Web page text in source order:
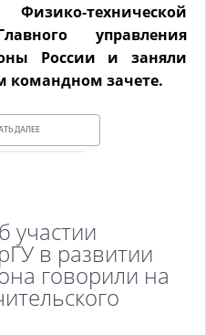
технической
управления
России и заняли
командном зачете.
ДАЛЕЕ
участии
в развитии
говорили на